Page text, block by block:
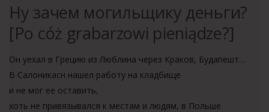
Ну зачем могильщику деньги?
[Po cóż grabarzowi pieniądze?]
Он уехал в Грецию из Люблина через Краков, Будапешт…
В Салоникасн нашел работу на кладбище
и не мог ее оставить,
хоть не привязывался к местам и людям, в Польше